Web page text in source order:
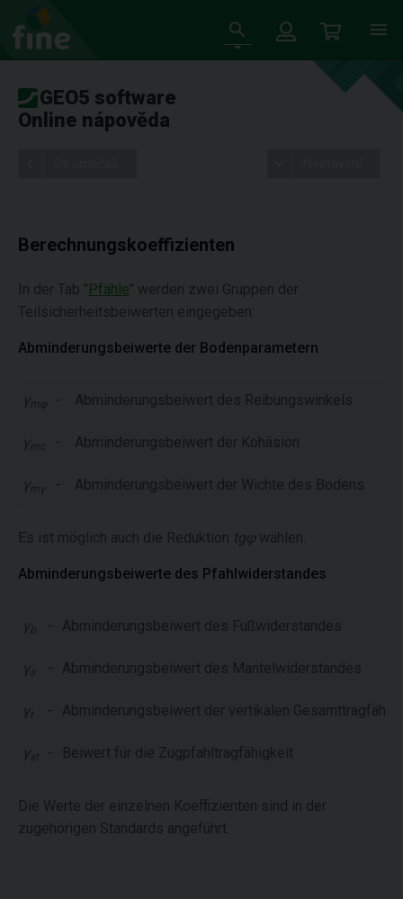
GEO5 software
Online nápověda
Berechnungskoeffizienten
In der Tab "Pfähle" werden zwei Gruppen der
Teilsicherheitsbeiwerten eingegeben:
Abminderungsbeiwerte der Bodenparametern
γ mφ - Abminderungsbeiwert des Reibungswinkels
γ mc - Abminderungsbeiwert der Kohäsion
γ mγ - Abminderungsbeiwert der Wichte des Bodens
Es ist möglich auch die Reduktion tgφ wählen
Abminderungsbeiwerte des Pfahlwiderstandes
γ b - Abminderungsbeiwert des Fußwiderstandes
γ s - Abminderungsbeiwert des Mantelwiderstandes
γ t - Abminderungsbeiwert der vertikalen
γ st - Beiwert für die Zugpfahltragfähigkeit
Die Werte der einzelnen Koeffizienten sind in der
zugehörigen Standards angeführt.